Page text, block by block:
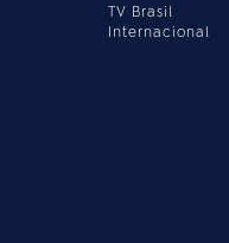
TV Brasil
Internacional